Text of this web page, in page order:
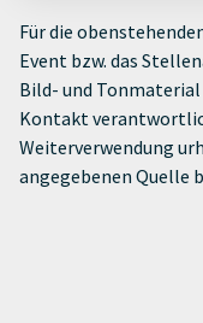
Für die
Event bzw. das
Bild- und Tonmaterial
Kontakt
Weiterverwendung
angegebenen Quelle